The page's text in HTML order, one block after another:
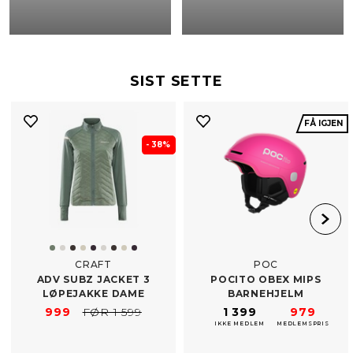
SIST SETTE
- 38%
CRAFT
ADV SUBZ JACKET 3
LØPEJAKKE DAME
999 FØR 1 599
FÅ IGJEN
POC
POCITO OBEX MIPS
BARNEHJELM
1 399
IKKE MEDLEM
979
MEDLEMSPRIS